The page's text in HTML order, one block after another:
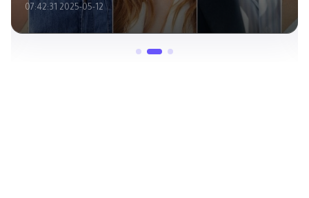
2025-05-13 10:09:00